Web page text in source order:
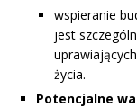
wspieranie
jest
życia.
Potencjalne